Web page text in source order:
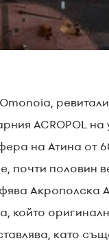
ACROPOL на
на Атина от
почти половин
Акрополска
който
като